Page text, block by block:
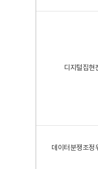
디지털집현
데이터분쟁조정